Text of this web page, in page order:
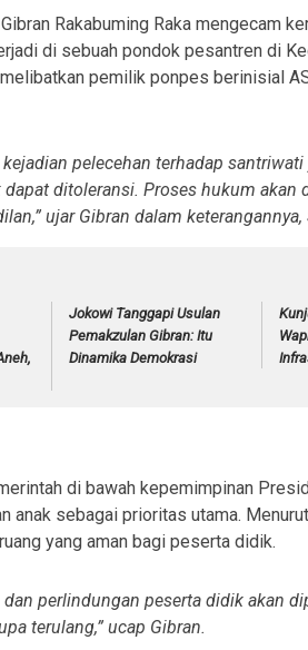
Rakabuming Raka mengecam
di sebuah pondok pesantren di
pemilik ponpes berinisial
kejadian pelecehan terhadap
ditoleransi. Proses hukum akan
ujar Gibran dalam
Jokowi Tanggapi Usulan
Pemakzulan Gibran: Itu
Dinamika Demokrasi
di bawah kepemimpinan
anak sebagai prioritas utama.
yang aman bagi peserta didik.
dan perlindungan peserta didik akan
terulang,” ucap Gibran.